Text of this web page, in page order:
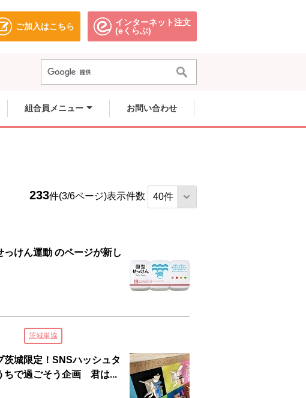
きます。
ご加入はこちら
別のウィンドウで開きます。
インターネット注文
(eくらぶ)別のウィンドウで開きます。
組合員メニュー お問い合わせ
233件(3/6ページ)表示件数
けん運動 のページが新し
茨城単協
茨城限定！SNSハッシュタ
ちで過ごそう企画 君は...